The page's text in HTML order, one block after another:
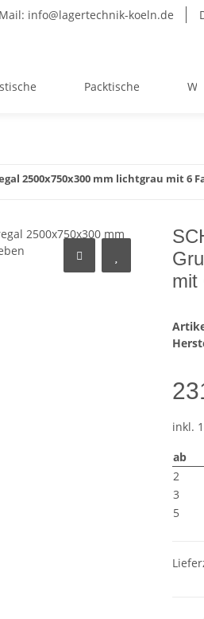
info@lagertechnik-koeln.de
Packtische
2500x750x300 mm lichtgrau mit 6
mit
inkl.
ab
2
3
5